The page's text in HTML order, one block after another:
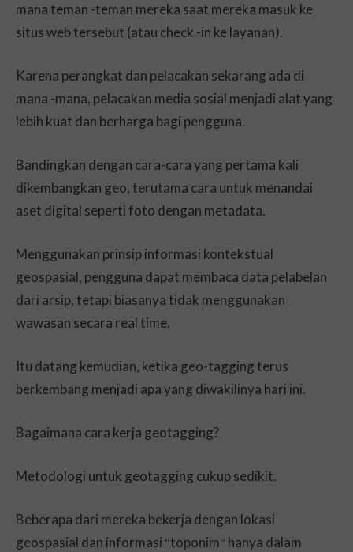
mana teman -teman mereka saat mereka masuk ke
situs web tersebut (atau check -in ke layanan).
Karena perangkat dan pelacakan sekarang ada di
mana -mana, pelacakan media sosial menjadi alat yang
lebih kuat dan berharga bagi pengguna.
Bandingkan dengan cara-cara yang pertama kali
dikembangkan geo, terutama cara untuk menandai
aset digital seperti foto dengan metadata.
Menggunakan prinsip informasi kontekstual
geospasial, pengguna dapat membaca data pelabelan
dari arsip, tetapi biasanya tidak menggunakan
wawasan secara real time.
Itu datang kemudian, ketika geo-tagging terus
berkembang menjadi apa yang diwakilinya hari ini.
Bagaimana cara kerja geotagging?
Metodologi untuk geotagging cukup sedikit.
Beberapa dari mereka bekerja dengan lokasi
geospasial dan informasi ″toponim″ hanya dalam